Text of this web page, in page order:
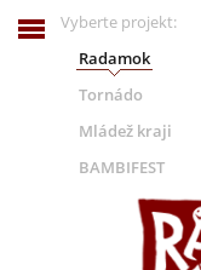
Vyberte projekt:
Radamok
Tornádo
Mládež kraji
BAMBIFEST